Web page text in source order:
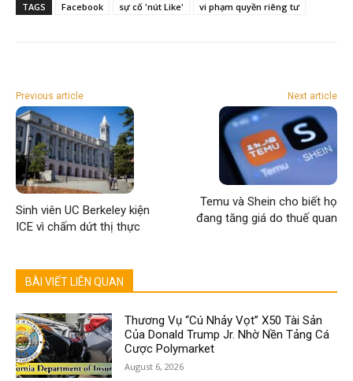
TAGS Facebook sự cố 'nút Like' vi phạm quyền riêng tư
Previous article
Sinh viên UC Berkeley kiện
ICE vì chấm dứt thị thực
Next article
Temu và Shein cho biết họ
đang tăng giá do thuế quan
BÀI VIẾT LIÊN QUAN
Thương Vụ “Cú Nhảy Vọt” X50 Tài Sản
Của Donald Trump Jr. Nhờ Nền Tảng Cá
Cược Polymarket
August 6, 2026